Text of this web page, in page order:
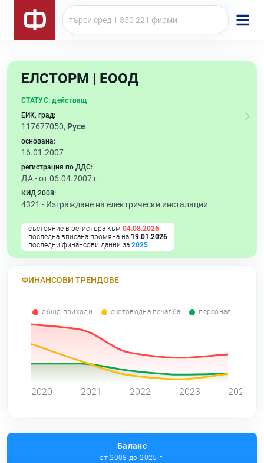
ЕЛСТОРМ | ЕООД
СТАТУС: действащ
ЕИК, град:
117677050, Русе
основана:
16.01.2007
регистрация по ДДС:
ДА - от 06.04.2007 г.
КИД 2008:
4321 - Изграждане на електрически инсталации
състояние в регистъра към 04.08.2026
последна вписана промяна на 19.01.2026
последни финансови данни за 2025
ФИНАНСОВИ ТРЕНДОВЕ
общо приходи счетоводна печалба персонал
2020 2021 2022 2023 2024
Баланс
от 2008 до 2025 г.